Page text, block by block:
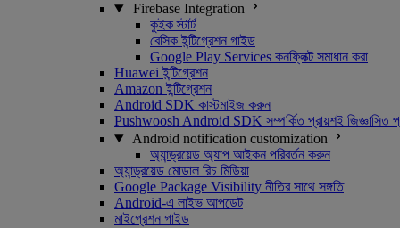
Firebase Integration
কুইক স্টার্ট
বেসিক ইন্টিগ্রেশন গাইড
Google Play Services কনফ্লিক্ট সমাধান করা
Huawei ইন্টিগ্রেশন
Amazon ইন্টিগ্রেশন
Android SDK কাস্টমাইজ করুন
Pushwoosh Android SDK সম্পর্কিত প্রায়শই জিজ্ঞাসিত
Android notification customization
অ্যান্ড্রয়েড অ্যাপ আইকন পরিবর্তন করুন
অ্যান্ড্রয়েড মোডাল রিচ মিডিয়া
Google Package Visibility নীতির সাথে সঙ্গতি
Android-এ লাইভ আপডেট
মাইগ্রেশন গাইড